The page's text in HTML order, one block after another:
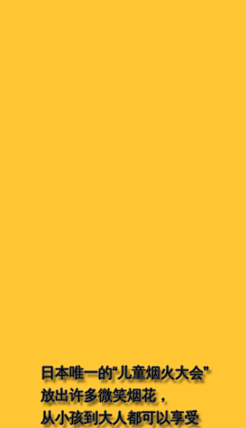
日本唯一的“儿童烟火大会”
放出许多微笑烟花，
从小孩到大人都可以享受